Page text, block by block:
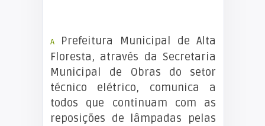
A
Prefeitura Municipal de Alta
Floresta, através da Secretaria
Municipal de Obras do setor
técnico elétrico, comunica a
todos que continuam com as
reposições de lâmpadas pelas